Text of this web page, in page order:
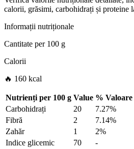
calorii, grăsimi, carbohidrați și proteine
Informații nutriționale
Cantitate per100 g
Calorii
🔥 160 kcal
Nutrienți per 100 g Value %
Carbohidrați
20
7.27%
Fibră
2
7.14%
Zahăr
1
2%
Indice glicemic
70
-